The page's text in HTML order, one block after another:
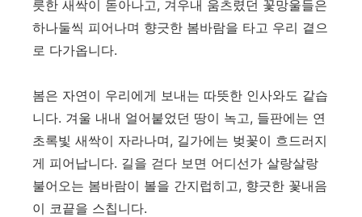
릇한 새싹이 돋아나고, 겨우내 움츠렸던 꽃망울들은
하나둘씩 피어나며 향긋한 봄바람을 타고 우리 곁으
로 다가옵니다.
봄은 자연이 우리에게 보내는 따뜻한 인사와도 같습
니다. 겨울 내내 얼어붙었던 땅이 녹고, 들판에는 연
초록빛 새싹이 자라나며, 길가에는 벚꽃이 흐드러지
게 피어납니다. 길을 걷다 보면 어디선가 살랑살랑
불어오는 봄바람이 볼을 간지럽히고, 향긋한 꽃내음
이 코끝을 스칩니다.